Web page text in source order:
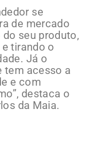
se
de mercado
seu produto,
tirando o
Já o
tem acesso a
e com
destaca o
da Maia.